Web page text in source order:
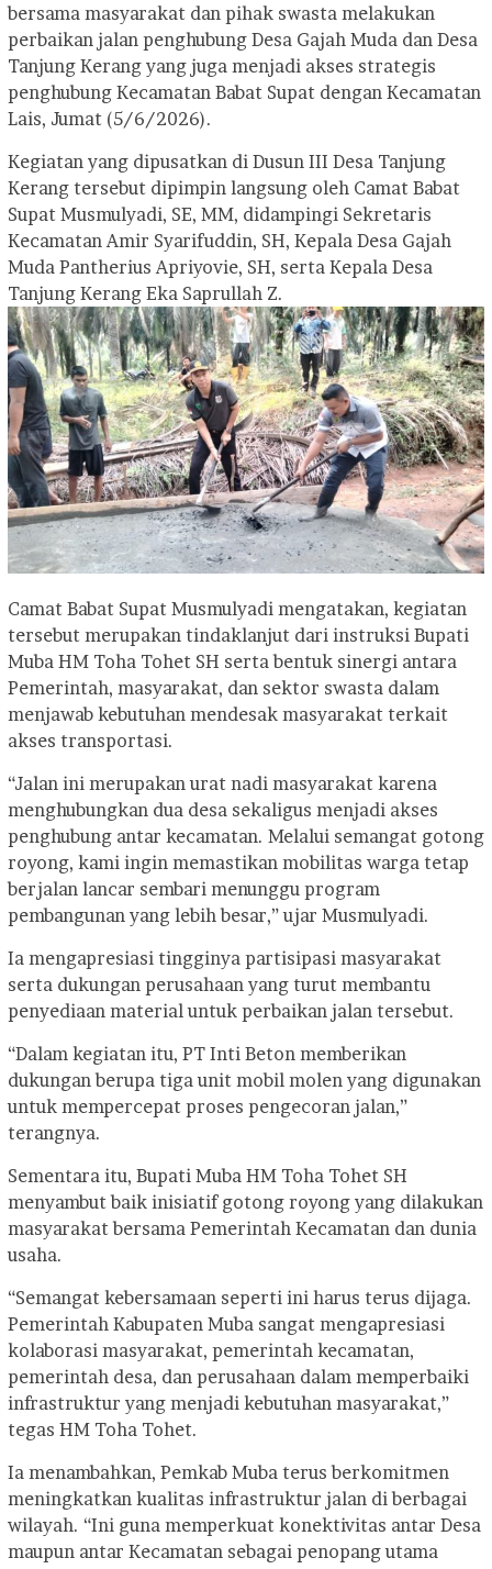
bersama masyarakat dan pihak swasta melakukan
perbaikan jalan penghubung Desa Gajah Muda dan Desa
Tanjung Kerang yang juga menjadi akses strategis
penghubung Kecamatan Babat Supat dengan Kecamatan
Lais, Jumat (5/6/2026).
Kegiatan yang dipusatkan di Dusun III Desa Tanjung
Kerang tersebut dipimpin langsung oleh Camat Babat
Supat Musmulyadi, SE, MM, didampingi Sekretaris
Kecamatan Amir Syarifuddin, SH, Kepala Desa Gajah
Muda Pantherius Apriyovie, SH, serta Kepala Desa
Tanjung Kerang Eka Saprullah Z.
Camat Babat Supat Musmulyadi mengatakan, kegiatan
tersebut merupakan tindaklanjut dari instruksi Bupati
Muba HM Toha Tohet SH serta bentuk sinergi antara
Pemerintah, masyarakat, dan sektor swasta dalam
menjawab kebutuhan mendesak masyarakat terkait
akses transportasi.
“Jalan ini merupakan urat nadi masyarakat karena
menghubungkan dua desa sekaligus menjadi akses
penghubung antar kecamatan. Melalui semangat gotong
royong, kami ingin memastikan mobilitas warga tetap
berjalan lancar sembari menunggu program
pembangunan yang lebih besar,” ujar Musmulyadi.
Ia mengapresiasi tingginya partisipasi masyarakat
serta dukungan perusahaan yang turut membantu
penyediaan material untuk perbaikan jalan tersebut.
“Dalam kegiatan itu, PT Inti Beton memberikan
dukungan berupa tiga unit mobil molen yang digunakan
untuk mempercepat proses pengecoran jalan,”
terangnya.
Sementara itu, Bupati Muba HM Toha Tohet SH
menyambut baik inisiatif gotong royong yang dilakukan
masyarakat bersama Pemerintah Kecamatan dan dunia
usaha.
“Semangat kebersamaan seperti ini harus terus dijaga.
Pemerintah Kabupaten Muba sangat mengapresiasi
kolaborasi masyarakat, pemerintah kecamatan,
pemerintah desa, dan perusahaan dalam memperbaiki
infrastruktur yang menjadi kebutuhan masyarakat,”
tegas HM Toha Tohet.
Ia menambahkan, Pemkab Muba terus berkomitmen
meningkatkan kualitas infrastruktur jalan di berbagai
wilayah. “Ini guna memperkuat konektivitas antar Desa
maupun antar Kecamatan sebagai penopang utama